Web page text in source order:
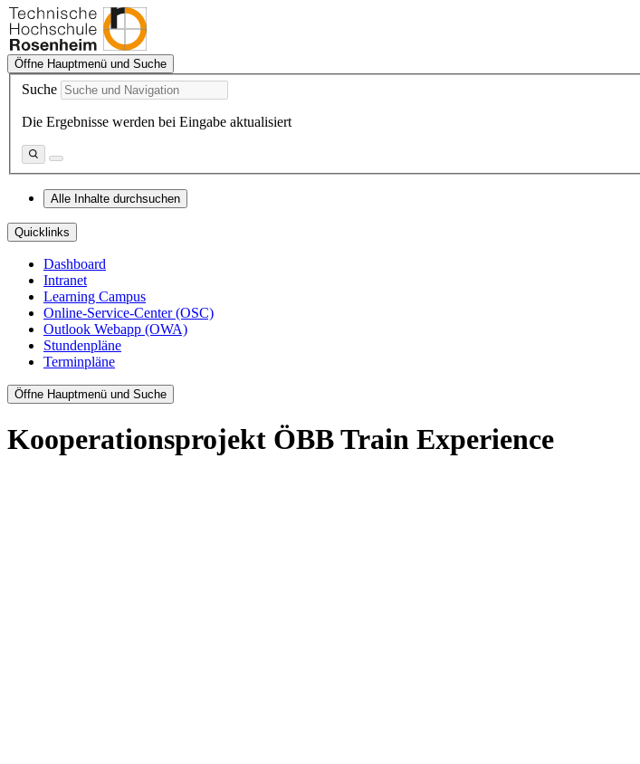
Öffne Hauptmenü und Suche
Suche
Die Ergebnisse werden bei Eingabe aktualisiert
Alle Inhalte durchsuchen
Quicklinks
Dashboard
Intranet
Learning Campus
Online-Service-Center (OSC)
Outlook Webapp (OWA)
Stundenpläne
Terminpläne
Öffne Hauptmenü und Suche
Kooperationsprojekt ÖBB Train Experience